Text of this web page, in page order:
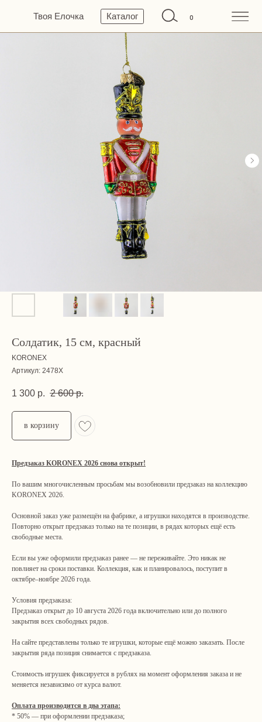
Солдатик, 15 см, красный
KORONEX
Артикул: 2478X
1 300 р. 2 600 р.
в корзину
Предзаказ KORONEX 2026 снова открыт!
По вашим многочисленным просьбам мы возобновили предзаказ на коллекцию
KORONEX 2026.
Основной заказ уже размещён на фабрике, а игрушки находятся в производстве.
Повторно открыт предзаказ только на те позиции, в рядах которых ещё есть
свободные места.
Если вы уже оформили предзаказ ранее — не переживайте. Это никак не
повлияет на сроки поставки. Коллекция, как и планировалось, поступит в
октябре–ноябре 2026 года.
Условия предзаказа:
Предзаказ открыт до 10 августа 2026 года включительно или до полного
закрытия всех свободных рядов.
На сайте представлены только те игрушки, которые ещё можно заказать. После
закрытия ряда позиция снимается с предзаказа.
Стоимость игрушек фиксируется в рублях на момент оформления заказа и не
меняется независимо от курса валют.
Оплата производится в два этапа:
* 50% — при оформлении предзаказа;